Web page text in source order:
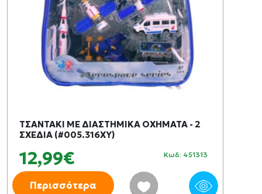
ΤΣΑΝΤΑΚΙ ΜΕ ΔΙΑΣΤΗΜΙΚΑ ΟΧΗΜΑΤΑ - 2
ΣΧΕΔΙΑ (#005.316XY)
12,99€ Κωδ: 451313
Περισσότερα